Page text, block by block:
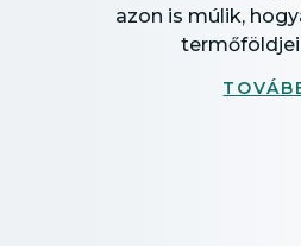
azon is múlik,